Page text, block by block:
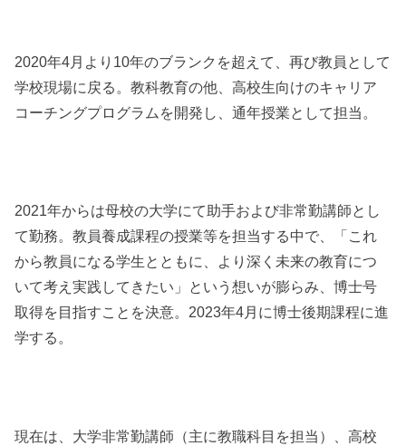
2020年4月より10年のブランクを超えて、再び教員として
学校現場に戻る。教科教育の他、高校生向けのキャリア
コーチングプログラムを開発し、通年授業として担当。
2021年からは母校の大学にて助手および非常勤講師とし
て勤務。教員養成課程の授業等を担当する中で、「これ
から教員になる学生とともに、より深く未来の教育につ
いて考え実践してきたい」という想いが膨らみ、博士号
取得を目指すことを決意。2023年4月に博士後期課程に進
学する。
現在は、大学非常勤講師（主に教職科目を担当）、高校